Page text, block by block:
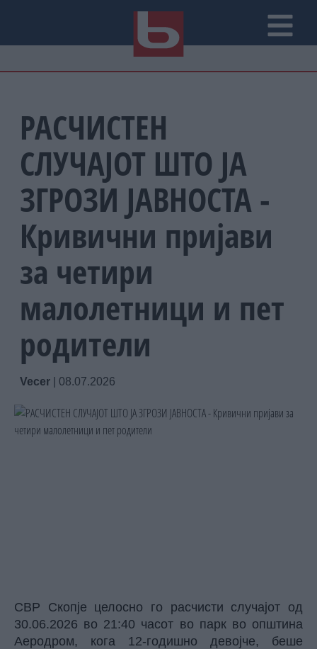
РАСЧИСТЕН
СЛУЧАЈОТ ШТО ЈА
ЗГРОЗИ ЈАВНОСТА -
Кривични пријави
за четири
малолетници и пет
родители
Vecer 08.07.2026
СВР Скопје целосно го расчисти случајот од
30.06.2026 во 21:40 часот во парк во општина
Аеродром, кога 12-годишно девојче, беше